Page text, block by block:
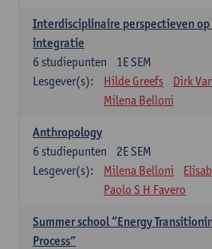
Interdisciplinaire perspectieven
integratie
1E SEM
6 studiepunten
Lesgever(s):
Hilde Greefs
Dirk
Milena Belloni
Anthropology
2E SEM
6 studiepunten
Lesgever(s):
Milena Belloni
Paolo S H Favero
Summer school “Energy
Process”